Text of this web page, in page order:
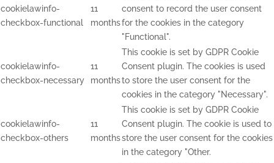
cookielawinfo-
checkbox-functional
11
months
consent to record the user consent
for the cookies in the category
"Functional".
cookielawinfo-
checkbox-necessary
11
months
This cookie is set by GDPR Cookie
Consent plugin. The cookies is used
to store the user consent for the
cookies in the category "Necessary".
cookielawinfo-
checkbox-others
11
months
This cookie is set by GDPR Cookie
Consent plugin. The cookie is used to
store the user consent for the cookies
in the category "Other.